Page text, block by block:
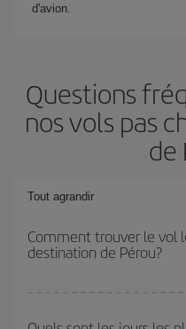
d'avion.
Questions
nos vols pas
de
Tout agrandir
Comment trouver le vol
destination de Pérou?
bas en évitant les hautes